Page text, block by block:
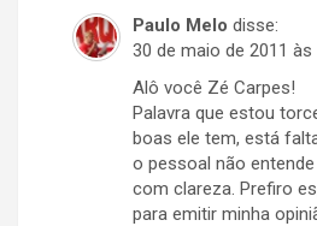
Paulo Melo disse:
30 de maio de 2011 às
Alô você Zé Carpes!
Palavra que estou
boas ele tem, está
o pessoal não
com clareza. Prefiro
para emitir minha